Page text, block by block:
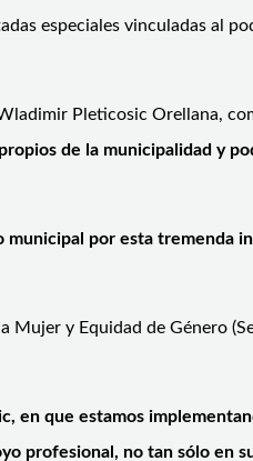
especiales vinculadas al
Pleticosic Orellana,
de la municipalidad y
por esta tremenda
y Equidad de Género
en que estamos
profesional, no tan sólo en